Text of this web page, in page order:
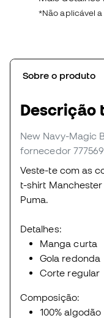
*Não aplicável
Sobre o produto
Descrição
New Navy-Magic
fornecedor
Veste-te com as
t-shirt
Puma.
Detalhes:
Manga curta
Gola redonda
Corte regular
Composição:
100% algodão